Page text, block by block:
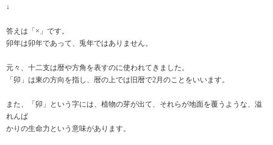
↓
答えは「×」です。
卯年は卯年であって、兎年ではありません。
元々、十二支は暦や方角を表すのに使われてきました。
「卯」は東の方向を指し、暦の上では旧暦で2月のことをいいます。
また、「卯」という字には、植物の芽が出て、それらが地面を覆うような、溢
れんば
かりの生命力という意味があります。